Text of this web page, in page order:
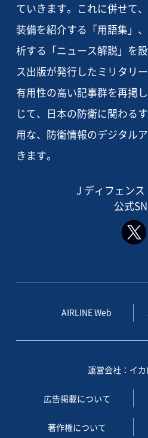
ていきます。これに併せて
装備を紹介する「用語集」
析する「ニュース解説」を
ス出版が発行したミリタリ
有用性の高い記事群を再掲
じて、日本の防衛に関わる
用な、防衛情報のデジタル
きます。
J ディフェンス
公式
AIRLINE Web
運営会社：イ
広告掲載について
著作権について